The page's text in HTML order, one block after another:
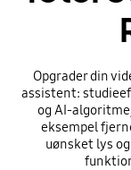
Opgrader din
assistent:
og AI-
eksempel
uønsket lys